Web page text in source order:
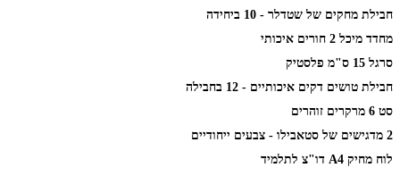
חבילת מחקים של שטדלר - 10 ביחידה
מחדד מיכל 2 חורים איכותי
סרגל 15 ס"מ פלסטיק
חבילת טושים דקים איכותיים - 12 בחבילה
סט 6 מרקרים זוהרים
2 מדגישים של סטאבילו - צבעים ייחודיים
לוח מחיק A4 דו"צ לתלמיד